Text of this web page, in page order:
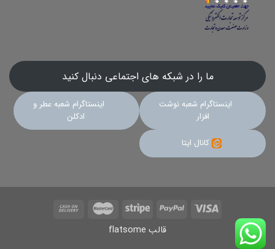
ما را در شبکه های اجتماعی دنبال کنید
اینستاگرام شعبه نوشت
افزار
اینستاگرام شعبه عطر و
ادکلن
کانال ایتا
قالب flatsome